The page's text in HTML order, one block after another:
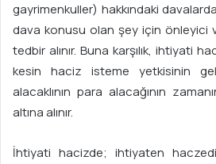
gayrimenkuller) hakkındaki
dava konusu olan şey için önleyici
tedbir alınır. Buna karşılık, ihtiyati
kesin haciz isteme yetkisinin
alacaklının para alacağının
altına alınır.
İhtiyati hacizde; ihtiyaten